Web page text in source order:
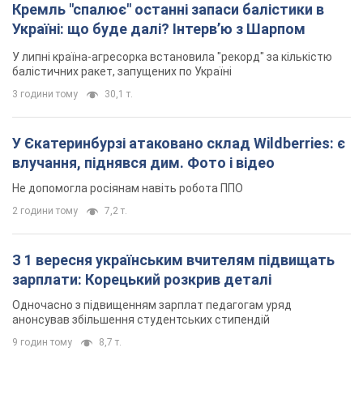
Кремль "спалює" останні запаси балістики в
Україні: що буде далі? Інтерв’ю з Шарпом
У липні країна-агресорка встановила "рекорд" за кількістю
балістичних ракет, запущених по Україні
3 години тому 30,1 т.
У Єкатеринбурзі атаковано склад Wildberries: є
влучання, піднявся дим. Фото і відео
Не допомогла росіянам навіть робота ППО
2 години тому 7,2 т.
З 1 вересня українським вчителям підвищать
зарплати: Корецький розкрив деталі
Одночасно з підвищенням зарплат педагогам уряд
анонсував збільшення студентських стипендій
9 годин тому 8,7 т.